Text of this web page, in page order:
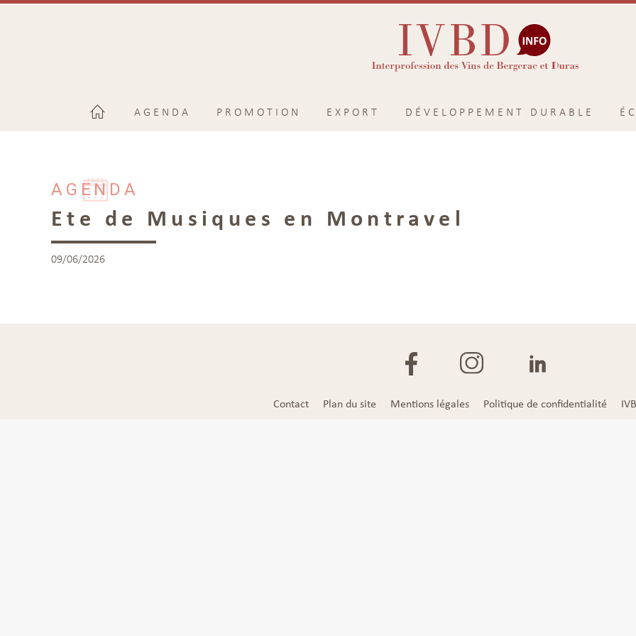
AGENDA PROMOTION EXPORT DÉVELOPPEMENT DURABLE
AGENDA
Ete de Musiques en Montravel
09/06/2026
Contact Plan du site Mentions légales Politique de confidentialité